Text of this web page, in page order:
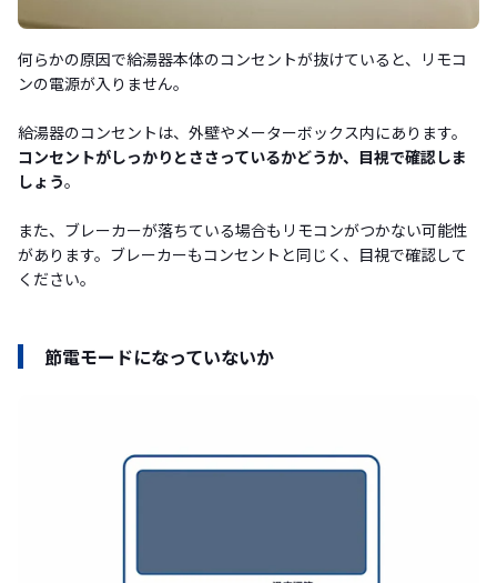
何らかの原因で給湯器本体のコンセントが抜けていると、リモコ
ンの電源が入りません。
給湯器のコンセントは、外壁やメーターボックス内にあります。
コンセントがしっかりとささっているかどうか、目視で確認しま
しょう。
また、ブレーカーが落ちている場合もリモコンがつかない可能性
があります。ブレーカーもコンセントと同じく、目視で確認して
ください。
節電モードになっていないか